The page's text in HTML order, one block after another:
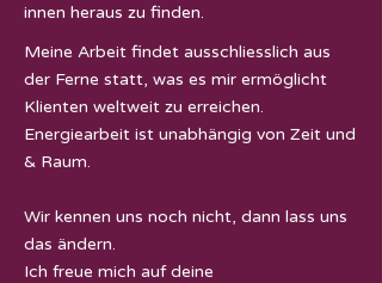
innen heraus zu finden.
Meine Arbeit findet ausschliesslich aus
der Ferne statt, was es mir ermöglicht
Klienten weltweit zu erreichen.
Energiearbeit ist unabhängig von Zeit und
& Raum.
Wir kennen uns noch nicht, dann lass uns
das ändern.
Ich freue mich auf deine